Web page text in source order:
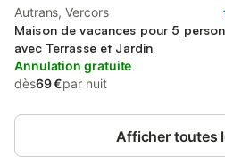
Autrans, Vercors
Maison de vacances pour 5
avec Terrasse et Jardin
Annulation gratuite
dès69 €par nuit
Afficher toutes